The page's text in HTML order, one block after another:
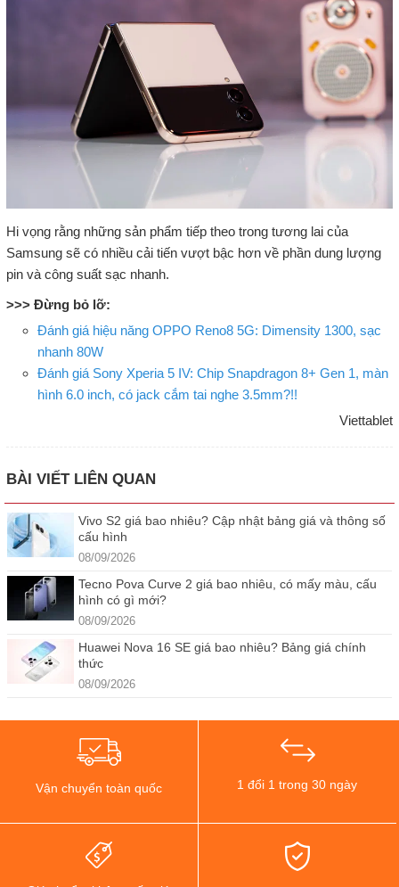
Hi vọng rằng những sản phẩm tiếp theo trong tương lai của
Samsung sẽ có nhiều cải tiến vượt bậc hơn về phần dung lượng
pin và công suất sạc nhanh.
>>> Đừng bỏ lỡ:
Đánh giá hiệu năng OPPO Reno8 5G: Dimensity 1300, sạc
nhanh 80W
Đánh giá Sony Xperia 5 IV: Chip Snapdragon 8+ Gen 1, màn
hình 6.0 inch, có jack cắm tai nghe 3.5mm?!!
Viettablet
BÀI VIẾT LIÊN QUAN
Vivo S2 giá bao nhiêu? Cập nhật bảng giá và thông số
cấu hình
08/09/2026
Tecno Pova Curve 2 giá bao nhiêu, có mấy màu, cấu
hình có gì mới?
08/09/2026
Huawei Nova 16 SE giá bao nhiêu? Bảng giá chính
thức
08/09/2026
Vận chuyển toàn quốc 1 đổi 1 trong 30 ngày